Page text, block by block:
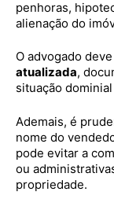
penhoras,
alienação do
O advogado
atualizada,
situação
Ademais, é
nome do
pode evitar a
ou
propriedade.